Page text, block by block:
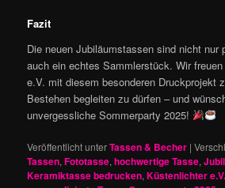
Fazit
Die neuen Jubiläumstassen sind nicht nur
auch ein echtes Sammlerstück. Wir
e.V. mit diesem besonderen Druckprojekt
Bestehen begleiten zu dürfen – und
unvergessliche Sommerparty 2025!
Veröffentlicht unterTassen & Becher |
Tassen,Fototasse,hochwertige Tasse,
Keramiktasse bedrucken,Küstenlichter e.V.